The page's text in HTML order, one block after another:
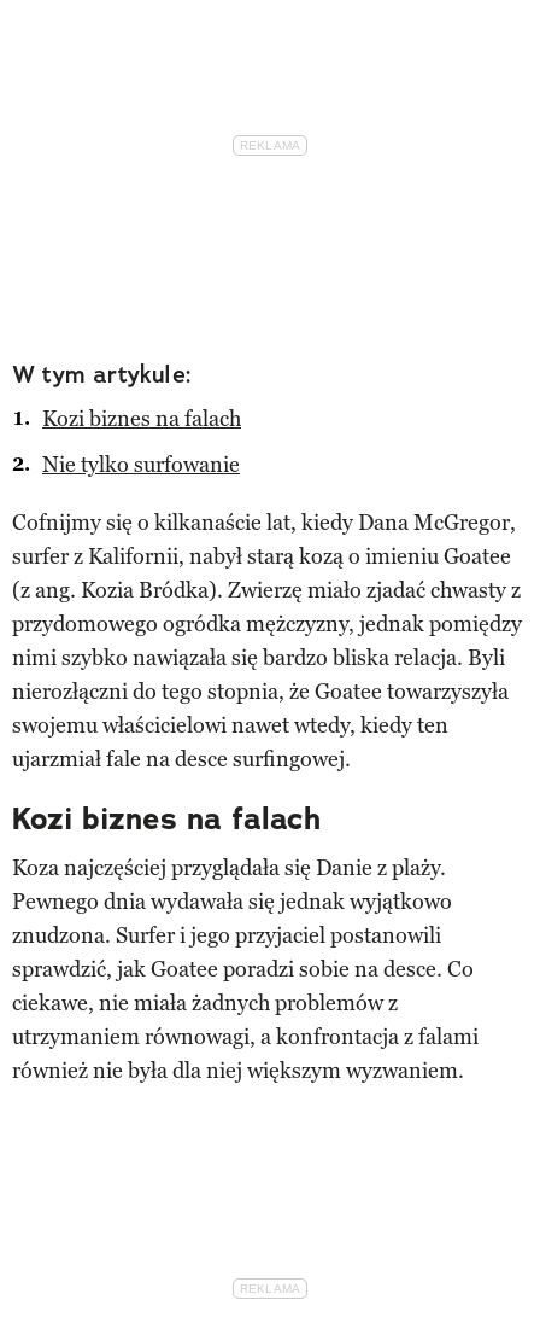
W tym artykule:
Kozi biznes na falach
Nie tylko surfowanie
Cofnijmy się o kilkanaście lat, kiedy Dana McGregor,
surfer z Kalifornii, nabył starą kozą o imieniu Goatee
(z ang. Kozia Bródka). Zwierzę miało zjadać chwasty z
przydomowego ogródka mężczyzny, jednak pomiędzy
nimi szybko nawiązała się bardzo bliska relacja. Byli
nierozłączni do tego stopnia, że Goatee towarzyszyła
swojemu właścicielowi nawet wtedy, kiedy ten
ujarzmiał fale na desce surfingowej.
Kozi biznes na falach
Koza najczęściej przyglądała się Danie z plaży.
Pewnego dnia wydawała się jednak wyjątkowo
znudzona. Surfer i jego przyjaciel postanowili
sprawdzić, jak Goatee poradzi sobie na desce. Co
ciekawe, nie miała żadnych problemów z
utrzymaniem równowagi, a konfrontacja z falami
również nie była dla niej większym wyzwaniem.